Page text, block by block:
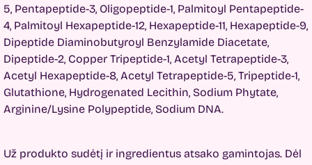
5, Pentapeptide-3, Oligopeptide-1, Palmitoyl Pentapeptide-
4, Palmitoyl Hexapeptide-12, Hexapeptide-11, Hexapeptide-9,
Dipeptide Diaminobutyroyl Benzylamide Diacetate,
Dipeptide-2, Copper Tripeptide-1, Acetyl Tetrapeptide-3,
Acetyl Hexapeptide-8, Acetyl Tetrapeptide-5, Tripeptide-1,
Glutathione, Hydrogenated Lecithin, Sodium Phytate,
Arginine/Lysine Polypeptide, Sodium DNA.
Už produkto sudėtį ir ingredientus atsako gamintojas. Dėl